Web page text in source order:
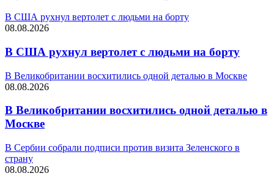
В США рухнул вертолет с людьми на борту
08.08.2026
В США рухнул вертолет с людьми на борту
В Великобритании восхитились одной деталью в Москве
08.08.2026
В Великобритании восхитились одной деталью в
Москве
В Сербии собрали подписи против визита Зеленского в
страну
08.08.2026